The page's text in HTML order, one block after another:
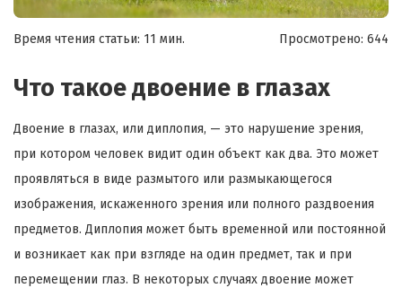
Время чтения статьи: 11 мин. Просмотрено: 644
Что такое двоение в глазах
Двоение в глазах, или диплопия, — это нарушение зрения,
при котором человек видит один объект как два. Это может
проявляться в виде размытого или размыкающегося
изображения, искаженного зрения или полного раздвоения
предметов. Диплопия может быть временной или постоянной
и возникает как при взгляде на один предмет, так и при
перемещении глаз. В некоторых случаях двоение может